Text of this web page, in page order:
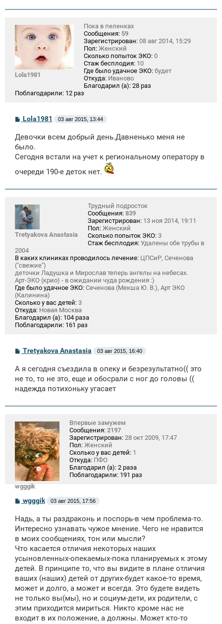
е
Lola1981
Пока в пеленках
Сообщения: 59
Зарегистрирован: 08 авг 2014, 15:29
Пол: Женский
Сколько попыток ЭКО: 0
Стаж бесплодия: 10
Где было удачное ЭКО: будет
Откуда: Иваново
Благодарил (а): 28 раз
Поблагодарили: 12 раз
С
б
щ
н
е
Lola1981 03 авг 2015, 13:44
Девочки всем добрый день.Давненько меня не
было.
Сегодня встали на учет к региональному оператору в
очереди 190-е деток нет.
Tretyakova Anastasia
Трудный подросток
Сообщения: 839
Зарегистрирован: 13 ноя 2014, 19:11
Пол: Женский
Сколько попыток ЭКО: 3
Стаж бесплодия: Удалены обе трубы в
2004
В каких клиниках проводилось лечение: ЦПСиР, Сеченова
("свежие")
деточки Ладушка и Мирослав теперь ангелы на небесах.
Арт-ЭКО (крио) - в ожидании чуда рождения :)
Где было удачное ЭКО: Сеченова (Мекша Ю. В.), Арт ЭКО
(Калинина)
Сколько у вас детей: 3
Откуда: Новая Москва
Благодарил (а): 104 раза
Поблагодарили: 161 раз
С
б
щ
н
е
Tretyakova Anastasia 03 авг 2015, 16:40
А я сегодня съездила в опеку и безрезультатно(( это
не то, то не это, еще и обосрали с ног до головы ((
надежда потихоньку угасает
wgggik
Впервые замужем
Сообщения: 2197
Зарегистрирован: 28 окт 2009, 17:47
Пол: Женский
Сколько у вас детей: 1
Откуда: ПФО
Благодарил (а): 2 раза
Поблагодарили: 191 раз
С
б
щ
н
и
wgggik 03 авг 2015, 17:56
Надь, а ты раздраконь и поспорь-в чем проблема-то.
Интересно узнавать чужое мнение. Чего не нравится
в моих сообщениях, тон или мысли?
Что касается отличия некоторых наших
усыновленных-опекаемых-пока планируемых к этому
детей. В принципе то, что вы видите в плане отличия
ваших (наших) детей от других-будет какое-то время,
может и долго, а может и всегда. Это будете видеть
не только вы(мы), но и социум-дети, их родители, с
этим приходится мириться. Никто кроме нас не
входит в их положение, а должны. Может кто-то